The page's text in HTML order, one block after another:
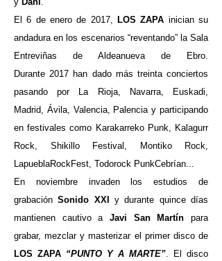
El 6 de enero de 2017, LOS ZAPA inician su
andadura en los escenarios “reventando” la Sala
Entreviñas de Aldeanueva de Ebro.
Durante2017 han dado más treinta conciertos
pasando por La Rioja, Navarra,
Euskadi,
Madrid, Ávila, Valencia, Palencia y participando
en festivalescomo Karakarreko Punk, Kalagurr
Rock, Shikillo Festival, Montiko
Rock,
LapueblaRockFest, Todorock PunkCebrían...
En noviembre invaden los estudios de
grabaciónSonido XXI y durante quince días
mantienen cautivo a Javi San Martín para
grabar, mezclary masterizar el primer disco de
LOS ZAPA “PUNTO Y A MARTE”.
El disco